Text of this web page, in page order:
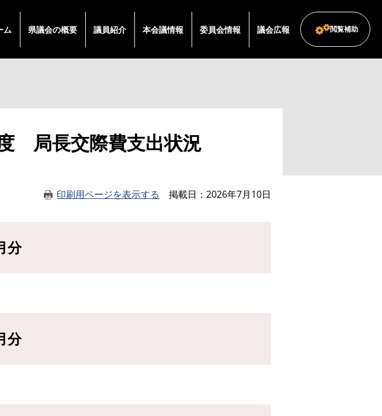
ム 県議会の概要 議員紹介 本会議情報 委員会情報 議会広報 閲覧補助
局長交際費支出状況
印刷用ページを表示する 掲載日 2026年7月10日
分
分